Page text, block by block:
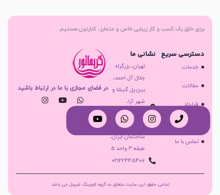
برای خلق یک کسب و کار زیبایی خاص و متمایز، کنارتون هستیم.
دسترسی سریع
خدمات
مقالات
قرارداد
دوره ها
تماس با ما
نشانی ما
تهران، بزرگراه
جلال آل احمد،
بین پل گیشا و
شهر آرا،
نرسیده به
پاتریس
ساختمان ایران،
طبقه 3 واحد 5
02122445406
در فضای مجازی با ما در ارتباط باشید
تمامی حقوق این سایت متعلق به گروه کوچینگ شیردل می باشد.